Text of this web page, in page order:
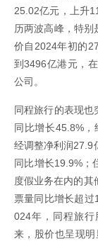
25.02亿元，上升
历两波高峰，特
价自2024年初的
到3496亿港元，
公司。
同程旅行的表现也
同比增长45.8%，
经调整净利润27.9
同比增长19.9%；
度假业务在内的
票量同比增长超
024年，同程旅
来，股价也呈现